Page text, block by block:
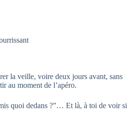
la veille, voire deux jours avant, sans
au moment de l’apéro.
quoi dedans ?”… Et là, à toi de voir si